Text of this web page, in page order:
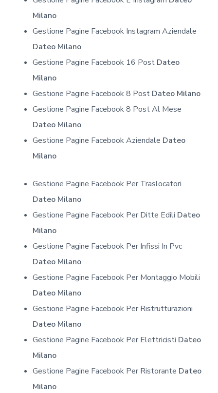
Milano
Gestione Pagine Facebook Instagram Aziendale
Dateo Milano
Gestione Pagine Facebook 16 Post Dateo
Milano
Gestione Pagine Facebook 8 Post Dateo Milano
Gestione Pagine Facebook 8 Post Al Mese
Dateo Milano
Gestione Pagine Facebook Aziendale Dateo
Milano
Gestione Pagine Facebook Per Traslocatori
Dateo Milano
Gestione Pagine Facebook Per Ditte Edili Dateo
Milano
Gestione Pagine Facebook Per Infissi In Pvc
Dateo Milano
Gestione Pagine Facebook Per Montaggio Mobili
Dateo Milano
Gestione Pagine Facebook Per Ristrutturazioni
Dateo Milano
Gestione Pagine Facebook Per Elettricisti Dateo
Milano
Gestione Pagine Facebook Per Ristorante Dateo
Milano